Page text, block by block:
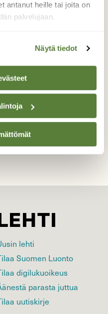
antanut heille tai joita on
palvelujaan.
Näytä tiedot
siellä sielu ja silmä
Sinkkonen
lehti
Suomen Luonto
digilukuoikeus
parasta juttua
uutiskirje